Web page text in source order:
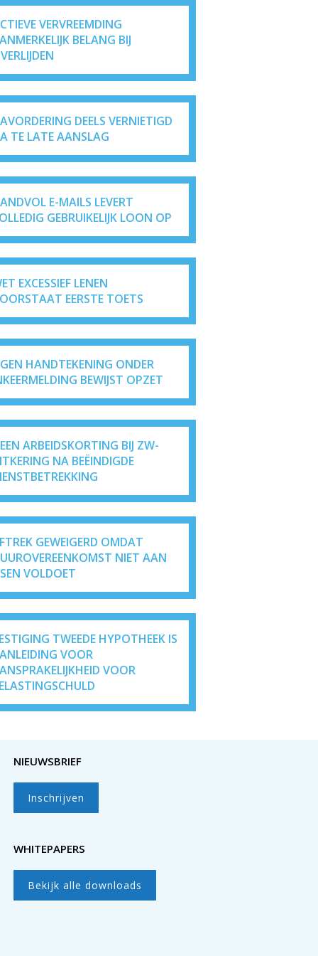
VERVREEMDING
BELANG BIJ
DEELS VERNIETIGD
TE LATE AANSLAG
E-MAILS LEVERT
GEBRUIKELIJK LOON OP
EXCESSIEF LENEN
EERSTE TOETS
HANDTEKENING ONDER
BEWIJST OPZET
ARBEIDSKORTING BIJ ZW-
NA BEËINDIGDE
GEWEIGERD OMDAT
NIET AAN
VOLDOET
TWEEDE HYPOTHEEK IS
VOOR
VOOR
NIEUWSBRIEF
Inschrijven
WHITEPAPERS
Bekijk alle downloads